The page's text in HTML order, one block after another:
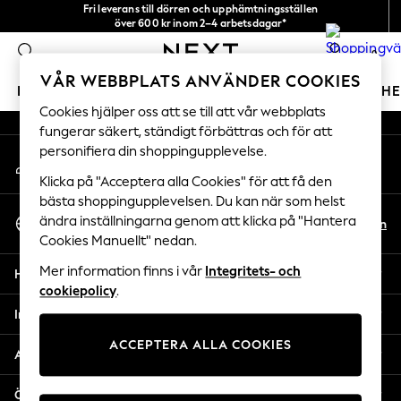
Fri leverans till dörren och upphämtningsställen
över 600 kr inom 2–4 arbetsdagar*
0
FLICKOR POJKAR BABY DAMER HERRAR
GIRLS
New In
50 - 92cm
98 - 110cm
116 - 134cm
140 - 174cm
Trending: Top & Short Sets
Trending: Clogs
All Clothing
Coats & Jackets
Sweatshirts & Hoodies
An error occurred on client
Våra sociala nätverk
Mitt konto
Logga in på ditt konto
Välj Språk
Svenska
Sv En
Hjälp
Integritet & Juridik
Avdelningar
Övriga tjänster
VÅR WEBBPLATS ANVÄNDER COOKIES
Cookies hjälper oss att se till att vår webbplats
fungerar säkert, ständigt förbättras och för att
personifiera din shoppingupplevelse.
Klicka på "Acceptera alla Cookies" för att få den
bästa shoppingupplevelsen. Du kan när som helst
ändra inställningarna genom att klicka på "Hantera
Cookies Manuellt" nedan.
Mer information finns i vår Integritets- och
cookiepolicy.
ACCEPTERA ALLA COOKIES